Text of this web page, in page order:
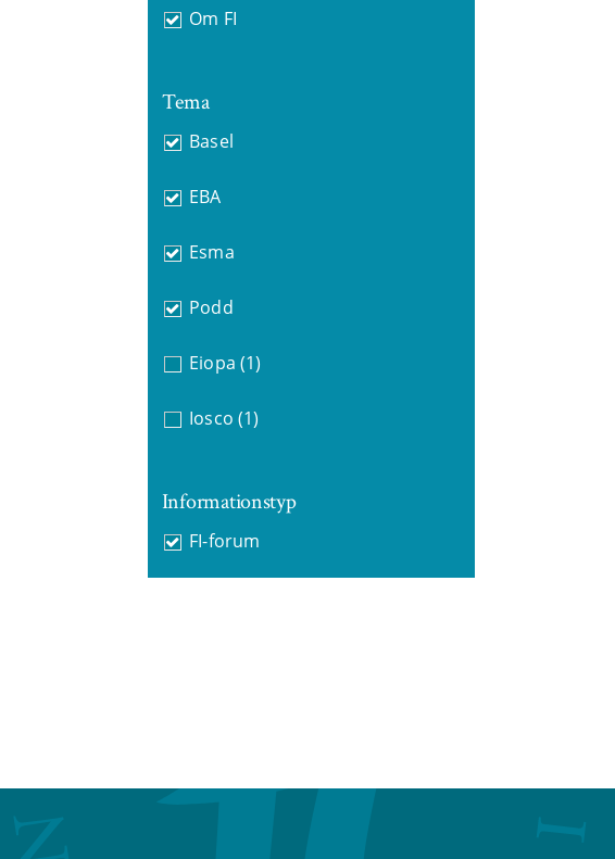
Om FI
Tema
Basel
EBA
Esma
Podd
Eiopa (1)
Iosco (1)
Informationstyp
FI-forum